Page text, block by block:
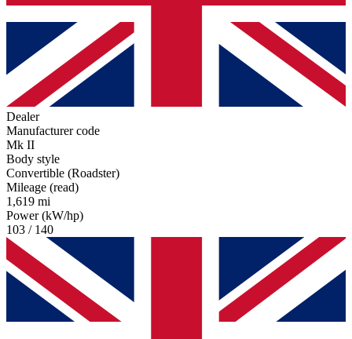
Dealer
Manufacturer code
Mk II
Body style
Convertible (Roadster)
Mileage (read)
1,619 mi
Power (kW/hp)
103 / 140